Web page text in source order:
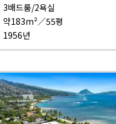
3배드룸/2욕실
약183m²／55평
1956년